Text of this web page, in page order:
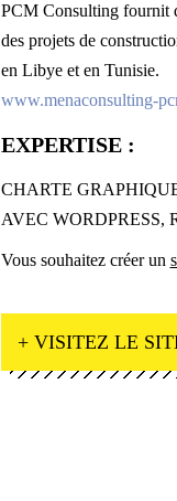
PCM Consulting fournit
des projets de
en Libye et en Tunisie.
www.menaconsulting-
EXPERTISE :
CHARTE
AVEC WORDPRESS,
Vous souhaitez créer un
+ VISITEZ LE